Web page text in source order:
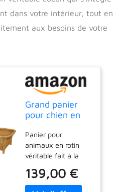
dans votre intérieur, tout en
aux besoins de votre
Grand panier
pour chien en
avec coussin
(miel)
Panier pour
animaux en rotin
véritable fait à la
finitions Avec
coussin de
139,00 €